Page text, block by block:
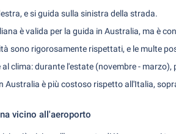
e si guida sulla sinistra della strada.
è valida per la guida in Australia, ma è
sono rigorosamente rispettati, e le multe
clima: durante l'estate (novembre -
Australia è più costoso rispetto all'Italia,
vicino all'aeroporto